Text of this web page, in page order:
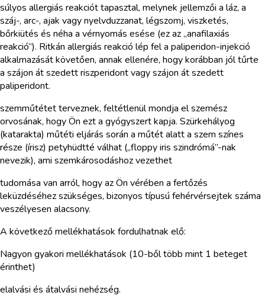
súlyos allergiás reakciót tapasztal, melynek jellemzői a láz, a
száj-, arc-, ajak vagy nyelvduzzanat, légszomj, viszketés,
bőrkiütés és néha a vérnyomás esése (ez az „anafilaxiás
reakció”). Ritkán allergiás reakció lép fel a paliperidon-injekció
alkalmazását követően, annak ellenére, hogy korábban jól tűrte
a szájon át szedett riszperidont vagy szájon át szedett
paliperidont.
szemműtétet terveznek, feltétlenül mondja el szemész
orvosának, hogy Ön ezt a gyógyszert kapja. Szürkehályog
(katarakta) műtéti eljárás során a műtét alatt a szem színes
része (írisz) petyhüdtté válhat („floppy iris szindrómá”-nak
nevezik), ami szemkárosodáshoz vezethet
tudomása van arról, hogy az Ön vérében a fertőzés
leküzdéséhez szükséges, bizonyos típusú fehérvérsejtek száma
veszélyesen alacsony.
A következő mellékhatások fordulhatnak elő:
Nagyon gyakori mellékhatások (10-ből több mint 1 beteget
érinthet)
elalvási és átalvási nehézség.